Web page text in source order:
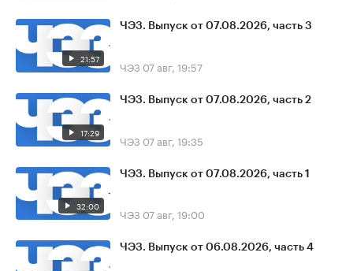
21:57
ЧЭЗ. Выпуск от 07.08.2026, часть 3
ЧЭЗ 07 авг, 19:57
17:29
ЧЭЗ. Выпуск от 07.08.2026, часть 2
ЧЭЗ 07 авг, 19:35
32:00
ЧЭЗ. Выпуск от 07.08.2026, часть 1
ЧЭЗ 07 авг, 19:00
ЧЭЗ. Выпуск от 06.08.2026, часть 4